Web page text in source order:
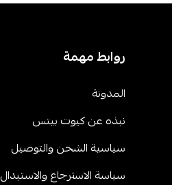
روابط مهمة
المدونة
نبذه عن كيوت بيتس
سياسية الشحن والتوصيل
سياسة الاسترجاع والاستبدال